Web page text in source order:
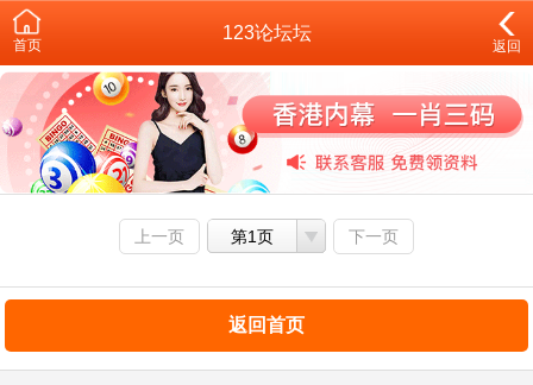
首页
123论坛坛
返回
上一页 第1页 下一页
返回首页